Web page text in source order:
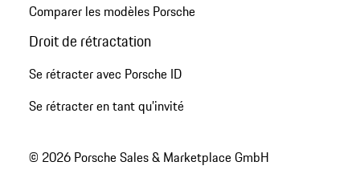
Comparer les modèles Porsche
Droit de rétractation
Se rétracter avec Porsche ID
Se rétracter en tant qu’invité
© 2026 Porsche Sales & Marketplace GmbH